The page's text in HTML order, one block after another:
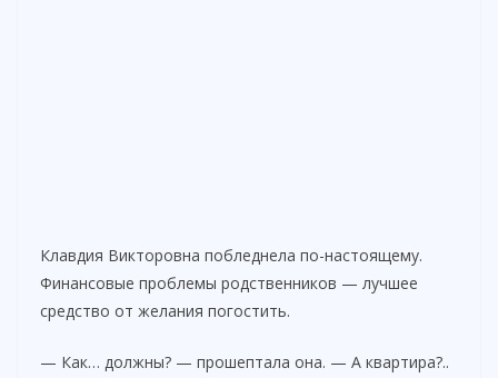
Клавдия Викторовна побледнела по-настоящему.
Финансовые проблемы родственников — лучшее
средство от желания погостить.
— Как… должны? — прошептала она. — А квартира?..